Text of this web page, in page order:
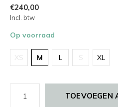
€240,00
Incl. btw
Op voorraad
XS M L S XL
TOEVOEGEN